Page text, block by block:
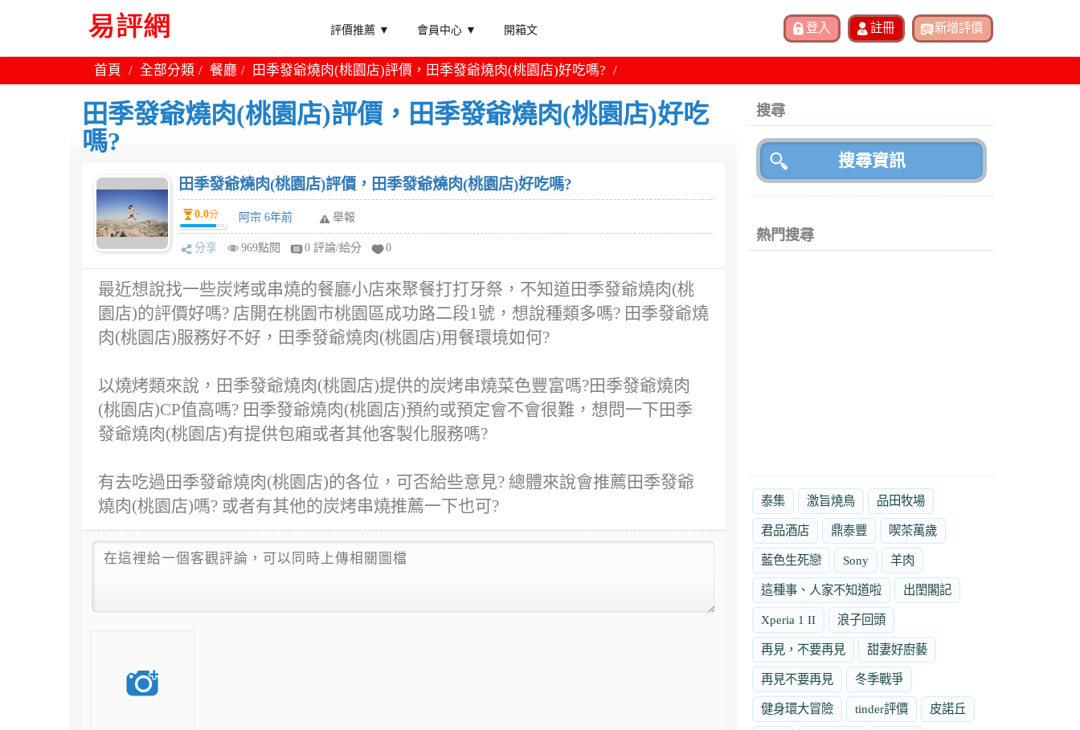
評價推薦 ▼ 會員中心 ▼ 開箱文
首頁 全部分類 餐廳 田季發爺燒肉(桃園店)評價，田季發爺燒肉(桃園店)好吃嗎?
田季發爺燒肉(桃園店)評價，田季發爺燒肉(桃園店)好吃
嗎?
田季發爺燒肉(桃園店)評價，田季發爺燒肉(桃園店)好吃嗎?
0.0分 阿宗 6年前 舉報
分享 969點閱 0 評論/給分 0
最近想說找一些炭烤或串燒的餐廳小店來聚餐打打牙祭，不知道田季發爺燒肉(桃
園店)的評價好嗎? 店開在桃園市桃園區成功路二段1號，想說種類多嗎? 田季發爺燒
肉(桃園店)服務好不好，田季發爺燒肉(桃園店)用餐環境如何?
以燒烤類來說，田季發爺燒肉(桃園店)提供的炭烤串燒菜色豐富嗎?田季發爺燒肉
(桃園店)CP值高嗎? 田季發爺燒肉(桃園店)預約或預定會不會很難，想問一下田季
發爺燒肉(桃園店)有提供包廂或者其他客製化服務嗎?
有去吃過田季發爺燒肉(桃園店)的各位，可否給些意見? 總體來說會推薦田季發爺
燒肉(桃園店)嗎? 或者有其他的炭烤串燒推薦一下也可?
搜尋
熱門搜尋
泰集 激旨燒鳥 品田牧場
君品酒店 鼎泰豐 喫茶萬歲
藍色生死戀 Sony 羊肉
這種事、人家不知道啦 出閨閣記
Xperia 1 II 浪子回頭
再見，不要再見 甜妻好廚藝
再見不要再見 冬季戰爭
健身環大冒險 tinder評價 皮諾丘